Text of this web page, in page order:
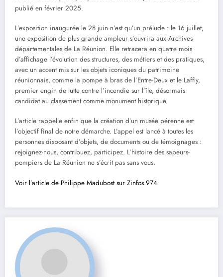
publié en février 2025.
L’exposition inaugurée le 28 juin n’est qu’un prélude : le 16 juillet,
une exposition de plus grande ampleur s’ouvrira aux Archives
départementales de La Réunion. Elle retracera en quatre mois
d’affichage l’évolution des structures, des métiers et des pratiques,
avec un accent mis sur les objets iconiques du patrimoine
réunionnais, comme la pompe à bras de l’Entre-Deux et le Laffly,
premier engin de lutte contre l’incendie sur l’île, désormais
candidat au classement comme monument historique.
L’article rappelle enfin que la création d’un musée pérenne est
l’objectif final de notre démarche. L’appel est lancé à toutes les
personnes disposant d’objets, de documents ou de témoignages :
rejoignez-nous, contribuez, participez. L’histoire des sapeurs-
pompiers de La Réunion ne s’écrit pas sans vous.
Voir l’article de Philippe Madubost sur Zinfos 974